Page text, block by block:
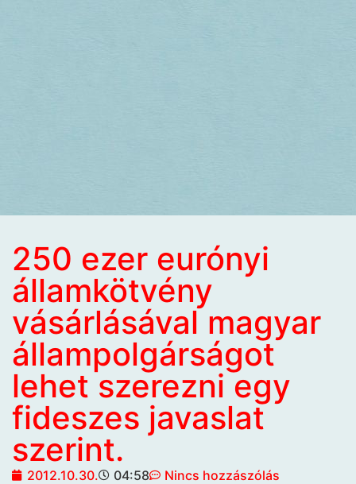
250 ezer eurónyi
államkötvény
vásárlásával magyar
állampolgárságot
lehet szerezni egy
fideszes javaslat
szerint.
2012.10.30. 04:58
Nincs hozzászólás